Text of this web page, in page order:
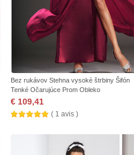
Bez rukávov Stehna vysoké štrbiny Šifón
Tenké Očarujúce Prom Obleko
€ 109,41
( 1 avis )